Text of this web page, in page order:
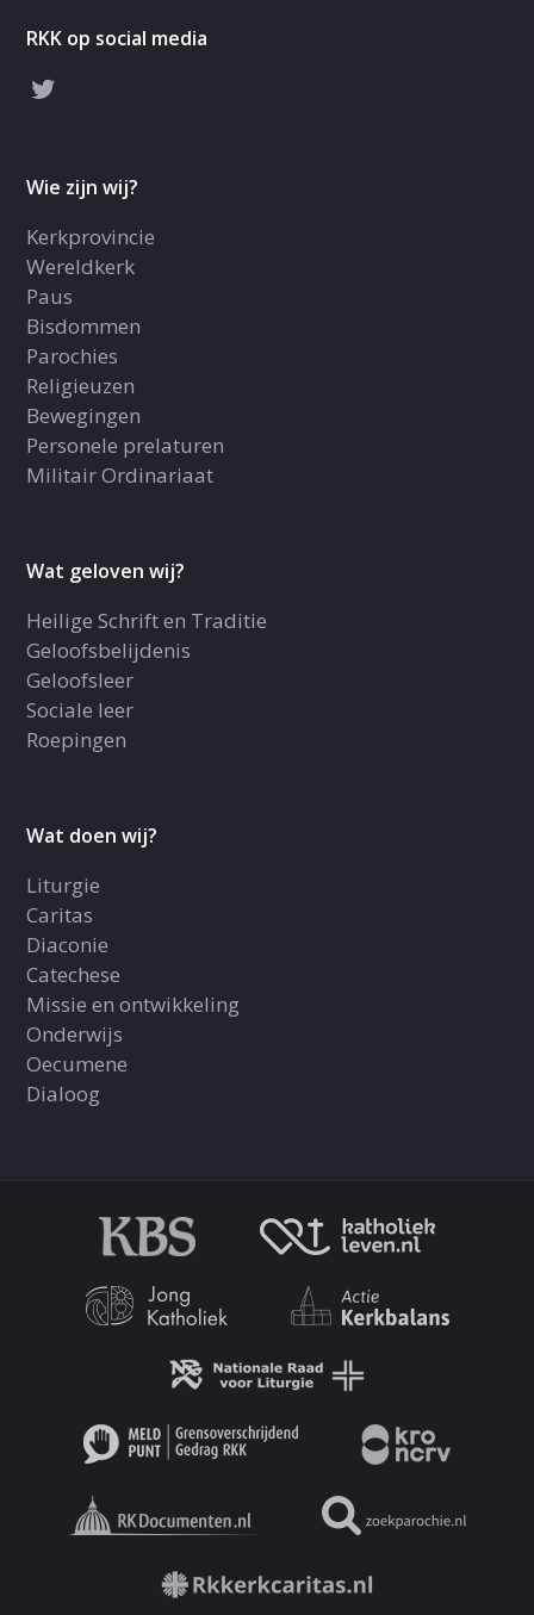
RKK op social media
Wie zijn wij?
Kerkprovincie
Wereldkerk
Paus
Bisdommen
Parochies
Religieuzen
Bewegingen
Personele prelaturen
Militair Ordinariaat
Wat geloven wij?
Heilige Schrift en Traditie
Geloofsbelijdenis
Geloofsleer
Sociale leer
Roepingen
Wat doen wij?
Liturgie
Caritas
Diaconie
Catechese
Missie en ontwikkeling
Onderwijs
Oecumene
Dialoog